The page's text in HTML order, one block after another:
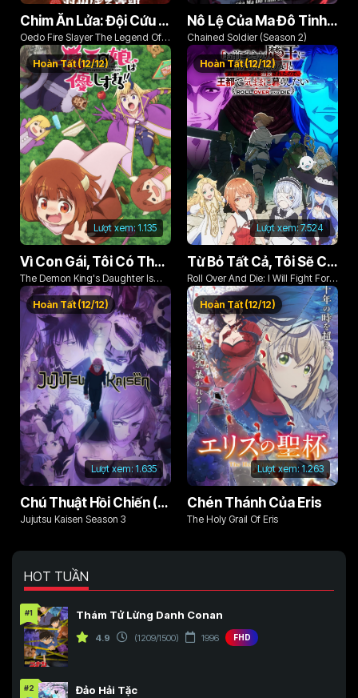
Chim Ăn Lửa: Đội Cứu Hỏa Rách Rưới Vùng Ushu
Oedo Fire Slayer The Legend Of
Phoenix
Nô Lệ Của Ma Đô Tinh Binh (Phần 2)
Chained Soldier (Season 2)
Lượt xem: 1.135
Hoàn Tất (12/12)
Vì Con Gái, Tôi Có Thể Đánh Bại Cả Ma Vương
The Demon King's Daughter Is
Too Kind!!
Lượt xem: 7.524
Hoàn Tất (12/12)
Từ Bỏ Tất Cả, Tôi Sẽ Chiến Đấu Cho Một Cuộc Sống Bình Thường Với Tình Yêu Của Đời Mình Và Chiếc Thanh Kiếm Bị Nguyền Rủa!
Roll Over And Die: I Will Fight For
An Ordinary Life With My Love And
Cursed Sword!
Lượt xem: 1.635
Hoàn Tất (12/12)
Chú Thuật Hồi Chiến (Phần 3)
Jujutsu Kaisen Season 3
Lượt xem: 1.263
Hoàn Tất (12/12)
Chén Thánh Của Eris
The Holy Grail Of Eris
HOT TUẦN
#1 Thám Tử Lừng Danh Conan
4.9 (1209/1500) 1996 FHD
#2 Đảo Hải Tặc